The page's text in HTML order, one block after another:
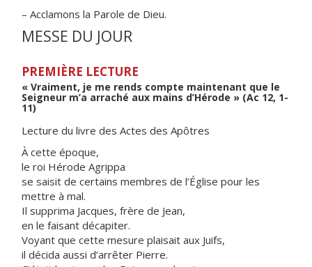
– Acclamons la Parole de Dieu.
MESSE DU JOUR
PREMIÈRE LECTURE
« Vraiment, je me rends compte maintenant que le
Seigneur m’a arraché aux mains d’Hérode » (Ac 12, 1-
11)
Lecture du livre des Actes des Apôtres
À cette époque,
le roi Hérode Agrippa
se saisit de certains membres de l’Église pour les
mettre à mal.
Il supprima Jacques, frère de Jean,
en le faisant décapiter.
Voyant que cette mesure plaisait aux Juifs,
il décida aussi d’arrêter Pierre.